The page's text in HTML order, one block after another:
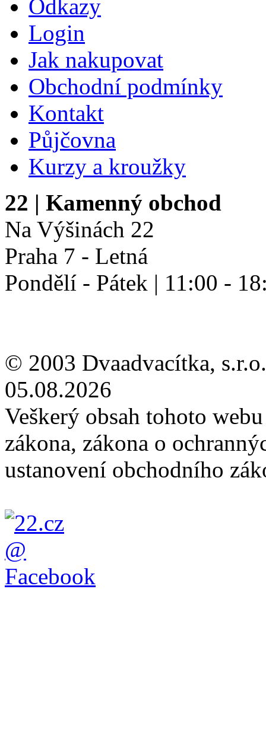
Odkazy
Login
Jak nakupovat
Obchodní podmínky
Kontakt
Půjčovna
Kurzy a kroužky
22 | Kamenný obchod
Na Výšinách 22
Praha 7 - Letná
Pondělí - Pátek | 11:00 -
© 2003 Dvaadvacítka,
05.08.2026
Veškerý obsah tohoto
zákona, zákona o
ustanovení obchodního